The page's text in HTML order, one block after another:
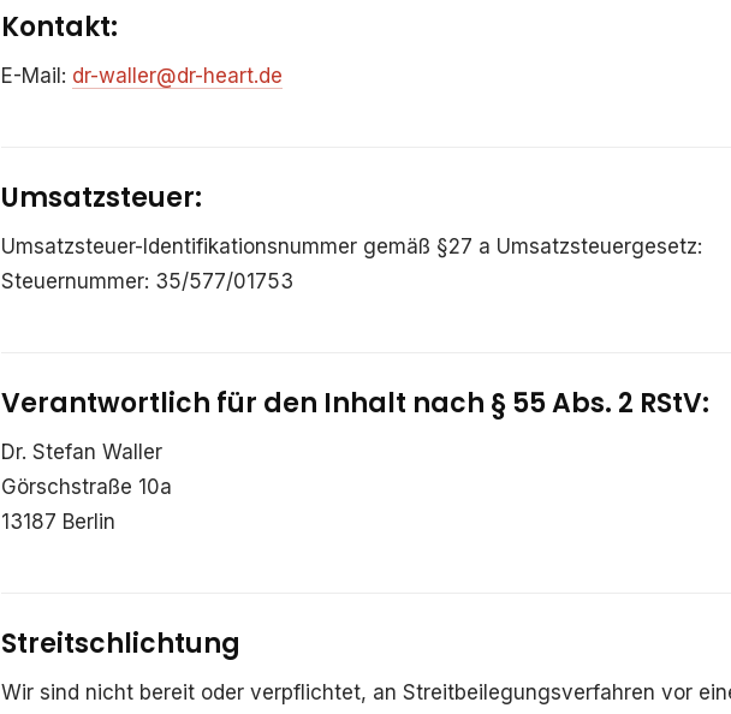
Kontakt:
E-Mail: dr-waller@dr-heart.de
Umsatzsteuer:
Umsatzsteuer-Identifikationsnummer gemäß §27 a Umsatzsteuergesetz:
Steuernummer: 35/577/01753
Verantwortlich für den Inhalt nach § 55 Abs. 2 RStV:
Dr. Stefan Waller
Görschstraße 10a
13187 Berlin
Streitschlichtung
Wir sind nicht bereit oder verpflichtet, an Streitbeilegungsverfahren vor